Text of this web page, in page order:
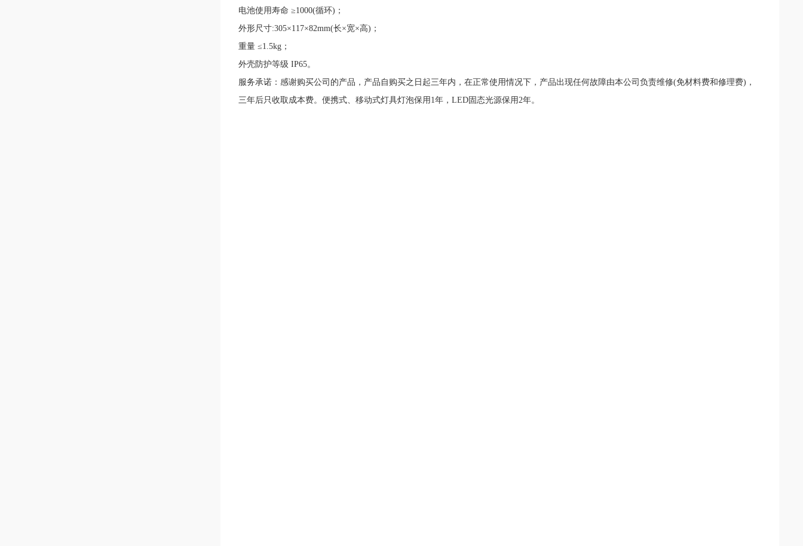
电池使用寿命 ≥1000(循环)；
外形尺寸:305×117×82mm(长×宽×高)；
重量 ≤1.5kg；
外壳防护等级 IP65。
服务承诺： 感谢购买公司的产品，产品自购买之日起三年内，在正常使用情况下，产品出现任何故障由本公司负责维修(免材料费和修理费)，
三年后只收取成本费。便携式、移动式灯具灯泡保用1年，LED固态光源保用2年。